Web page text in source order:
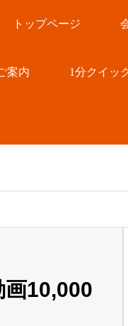
トップページ
案内 1分クイッ
10,000